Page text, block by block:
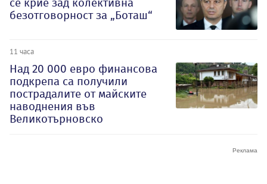
се крие зад колективна
безотговорност за „Боташ“
11 часа
Над 20 000 евро финансова
подкрепа са получили
пострадалите от майските
наводнения във
Великотърновско